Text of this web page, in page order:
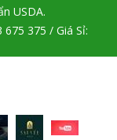
USDA.
375 / Giá Sỉ: